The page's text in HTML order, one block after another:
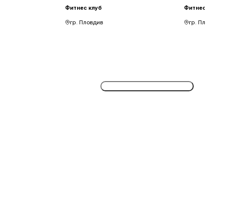
Фитнес клуб
гр. Пловдив
Фитнес клуб
гр. Пловдив